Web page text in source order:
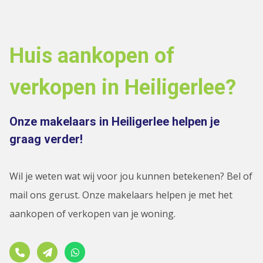
Huis aankopen of
verkopen in Heiligerlee?
Onze makelaars in Heiligerlee helpen je
graag verder!
Wil je weten wat wij voor jou kunnen betekenen? Bel of
mail ons gerust. Onze makelaars helpen je met het
aankopen of verkopen van je woning.